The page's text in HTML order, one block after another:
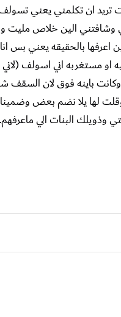
ان تكلمني يعني تسولف
الين خلاص مليت
بالحقيقه يعني بس
مستغربه اني اسولف
باينه فوق لان السقف
وقلت لها يلا نضم بعض
وذويلك البنات الي